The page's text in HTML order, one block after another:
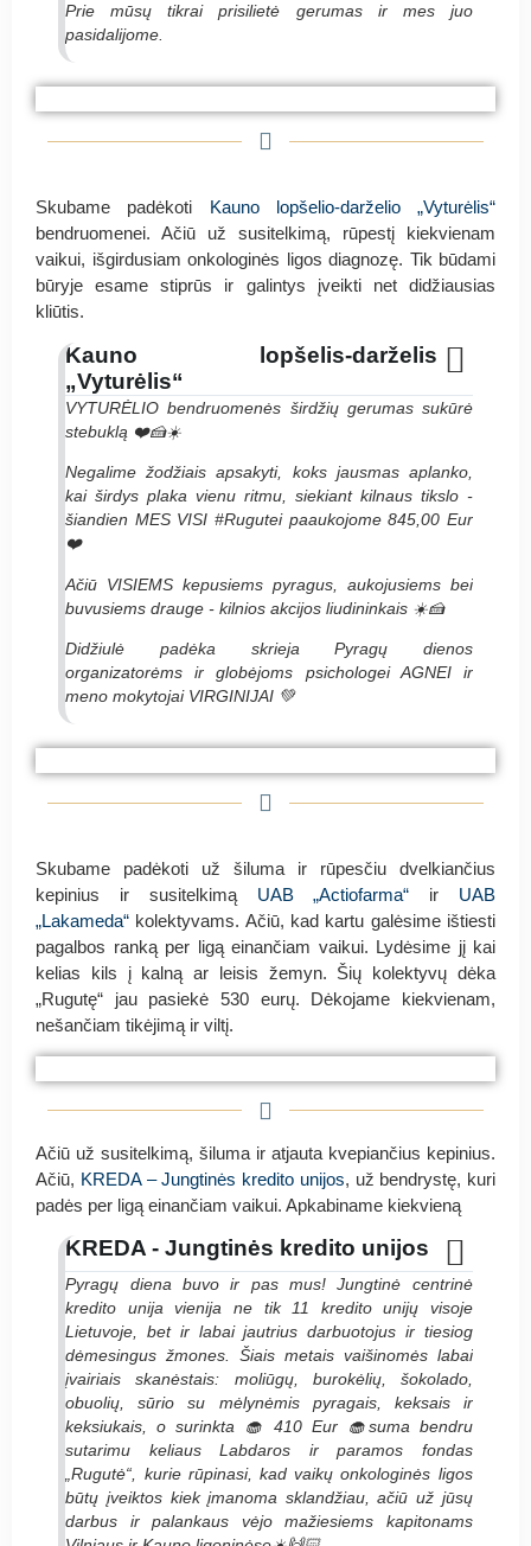
Prie mūsų tikrai prisilietė gerumas ir mes juo
pasidalijome.
#PyragasRugutei Balsių mokykla
#PyragasRugutei Balsių mokykla
#PyragasRugutei Balsių mokykla
Skubame padėkoti Kauno lopšelio-darželio „Vyturėlis“
bendruomenei. Ačiū už susitelkimą, rūpestį kiekvienam
vaikui, išgirdusiam onkologinės ligos diagnozę. Tik būdami
būryje esame stiprūs ir galintys įveikti net didžiausias
kliūtis.
Kauno lopšelis-darželis
„Vyturėlis“
VYTURĖLIO bendruomenės širdžių gerumas sukūrė
stebuklą ❤️🍰☀️
Negalime žodžiais apsakyti, koks jausmas aplanko,
kai širdys plaka vienu ritmu, siekiant kilnaus tikslo -
šiandien MES VISI #Rugutei paaukojome 845,00 Eur
❤️
Ačiū VISIEMS kepusiems pyragus, aukojusiems bei
buvusiems drauge - kilnios akcijos liudininkais ☀️🍰
Didžiulė padėka skrieja Pyragų dienos
organizatorėms ir globėjoms psichologei AGNEI ir
meno mokytojai VIRGINIJAI 💚
#PyragasRugutei Kauno lopšelis-darželis
„Vyturėlis“
#PyragasRugutei Kauno lopšelis-darželis
„Vyturėlis“
#PyragasRugutei Kauno lopšelis-darželis
„Vyturėlis“
Skubame padėkoti už šiluma ir rūpesčiu dvelkiančius
kepinius ir susitelkimą UAB „Actiofarma“ ir UAB
„Lakameda“ kolektyvams. Ačiū, kad kartu galėsime ištiesti
pagalbos ranką per ligą einančiam vaikui. Lydėsime jį kai
kelias kils į kalną ar leisis žemyn. Šių kolektyvų dėka
„Rugutę“ jau pasiekė 530 eurų. Dėkojame kiekvienam,
nešančiam tikėjimą ir viltį.
#PyragasRugutei UAB „Actiofarma“ ir UAB
„Lakameda“
#PyragasRugutei UAB „Actiofarma“ ir UAB
„Lakameda“
#PyragasRugutei UAB „Actiofarma“ ir UAB
„Lakameda“
Ačiū už susitelkimą, šiluma ir atjauta kvepiančius kepinius.
Ačiū, KREDA – Jungtinės kredito unijos, už bendrystę, kuri
padės per ligą einančiam vaikui. Apkabiname kiekvieną
KREDA - Jungtinės kredito unijos
Pyragų diena buvo ir pas mus! Jungtinė centrinė
kredito unija vienija ne tik 11 kredito unijų visoje
Lietuvoje, bet ir labai jautrius darbuotojus ir tiesiog
dėmesingus žmones. Šiais metais vaišinomės labai
įvairiais skanėstais: moliūgų, burokėlių, šokolado,
obuolių, sūrio su mėlynėmis pyragais, keksais ir
keksiukais, o surinkta 🧁 410 Eur 🧁suma bendru
sutarimu keliaus Labdaros ir paramos fondas
„Rugutė“, kurie rūpinasi, kad vaikų onkologinės ligos
būtų įveiktos kiek įmanoma sklandžiau, ačiū už jūsų
darbus ir palankaus vėjo mažiesiems kapitonams